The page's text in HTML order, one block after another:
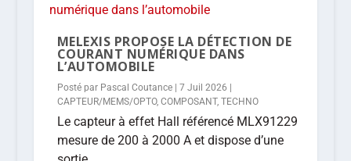
MELEXIS PROPOSE LA DÉTECTION DE
COURANT NUMÉRIQUE DANS
L’AUTOMOBILE
Posté par Pascal Coutance| 7 Juil 2026
CAPTEUR/MEMS/OPTO, COMPOSANT, TECHNO
Le capteur à effet Hall référencé MLX91229
mesure de 200 à 2000 A et dispose d’une